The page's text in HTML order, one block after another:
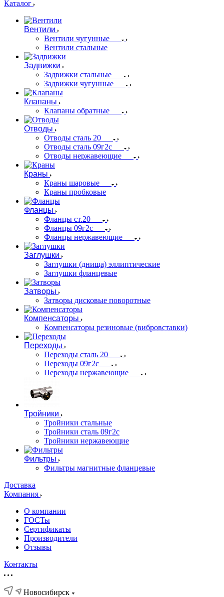
Каталог
Вентили
Вентили чугунные
Вентили стальные
Задвижки
Задвижки стальные
Задвижки чугунные
Клапаны
Клапаны обратные
Отводы
Отводы сталь 20
Отводы сталь 09г2с
Отводы нержавеющие
Краны
Краны шаровые
Краны пробковые
Фланцы
Фланцы ст.20
Фланцы 09г2с
Фланцы нержавеющие
Заглушки
Заглушки (днища) эллиптические
Заглушки фланцевые
Затворы
Затворы дисковые поворотные
Компенсаторы
Компенсаторы резиновые (вибровставки)
Переходы
Переходы сталь 20
Переходы 09г2с
Переходы нержавеющие
Тройники
Тройники стальные
Тройники сталь 09г2с
Тройники нержавеющие
Фильтры
Фильтры магнитные фланцевые
Доставка
Компания
О компании
ГОСТы
Сертификаты
Производители
Отзывы
Контакты
Новосибирск